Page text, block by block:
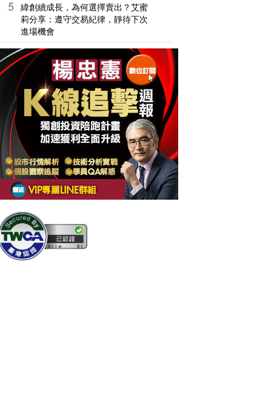
緯創續成長，為何選擇賣出？艾蜜
莉分享：遵守交易紀律，靜待下次
進場機會